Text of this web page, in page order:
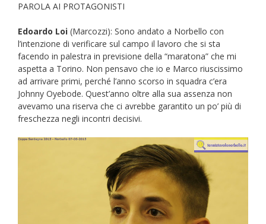
PAROLA AI PROTAGONISTI
Edoardo Loi (Marcozzi): Sono andato a Norbello con
l’intenzione di verificare sul campo il lavoro che si sta
facendo in palestra in previsione della “maratona” che mi
aspetta a Torino. Non pensavo che io e Marco riuscissimo
ad arrivare primi, perché l’anno scorso in squadra c’era
Johnny Oyebode. Quest’anno oltre alla sua assenza non
avevamo una riserva che ci avrebbe garantito un po’ più di
freschezza negli incontri decisivi.